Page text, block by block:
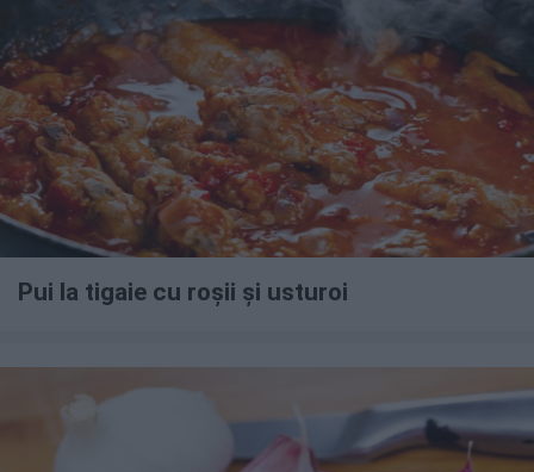
Pui la tigaie cu roșii și usturoi